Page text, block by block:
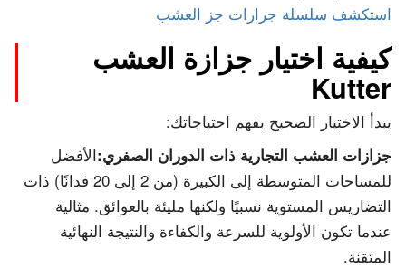
استكشف سلسلة جرارات جز العشب
كيفية اختيار جزازة العشب
Kutter
يبدأ الاختيار الصحيح بفهم احتياجاتك:
جزازات العشب التجارية ذات الدوران الصفري:الأفضل
للمساحات المتوسطة إلى الكبيرة (من 2 إلى 20 فدانًا) ذات
التضاريس المستوية نسبيًا ولكنها مليئة بالعوائق. مثالية
عندما تكون الأولوية للسرعة والكفاءة والنتيجة النهائية
المتقنة.